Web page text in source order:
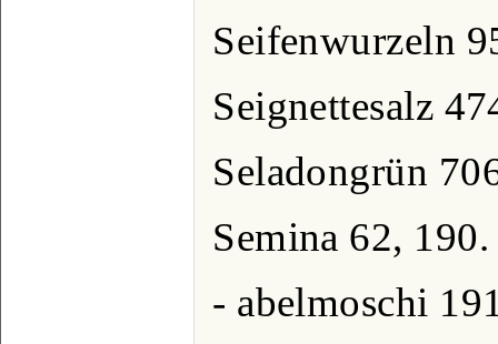
Seifenwurzeln
Seignettesalz
Seladongrün
Semina 62, 190.
- abelmoschi